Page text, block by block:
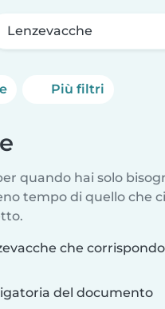
Lenzevacche
Più filtri
quando hai solo
tempo di quello che ci
che
del documento